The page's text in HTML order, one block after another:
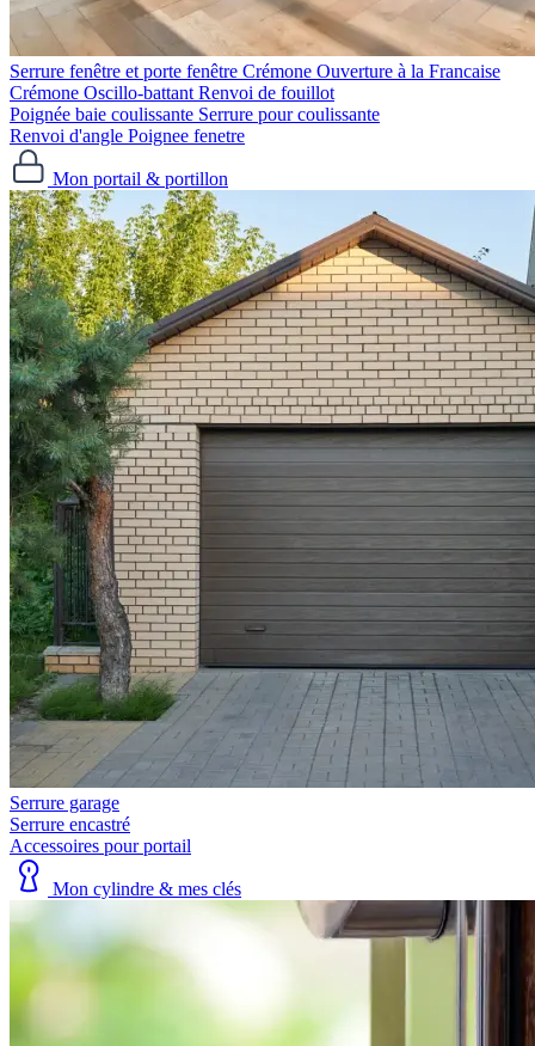
Serrure fenêtre et porte fenêtre Crémone Ouverture à la Francaise
Crémone Oscillo-battant Renvoi de fouillot
Poignée baie coulissante Serrure pour coulissante
Renvoi d'angle Poignee fenetre
Mon portail & portillon
Serrure garage
Serrure encastré
Accessoires pour portail
Mon cylindre & mes clés